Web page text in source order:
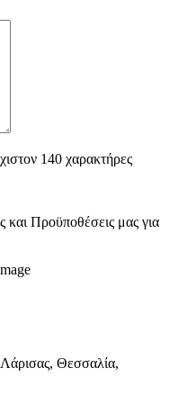
140 χαρακτήρες
και Προϋποθέσεις μας για
Θεσσαλία,